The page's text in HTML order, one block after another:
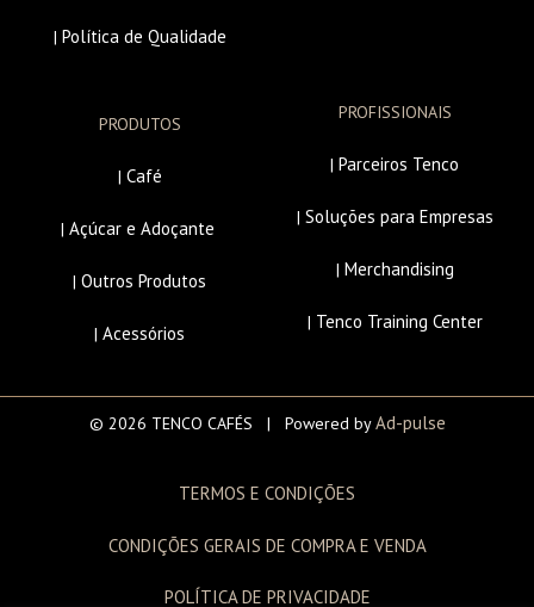
| Política de Qualidade
PRODUTOS
| Café
| Açúcar e Adoçante
| Outros Produtos
| Acessórios
PROFISSIONAIS
| Parceiros Tenco
| Soluções para Empresas
| Merchandising
| Tenco Training Center
© 2026 TENCO CAFÉS | Powered byAd-pulse
TERMOS E CONDIÇÕES
CONDIÇÕES GERAIS DE COMPRA E VENDA
POLÍTICA DE PRIVACIDADE